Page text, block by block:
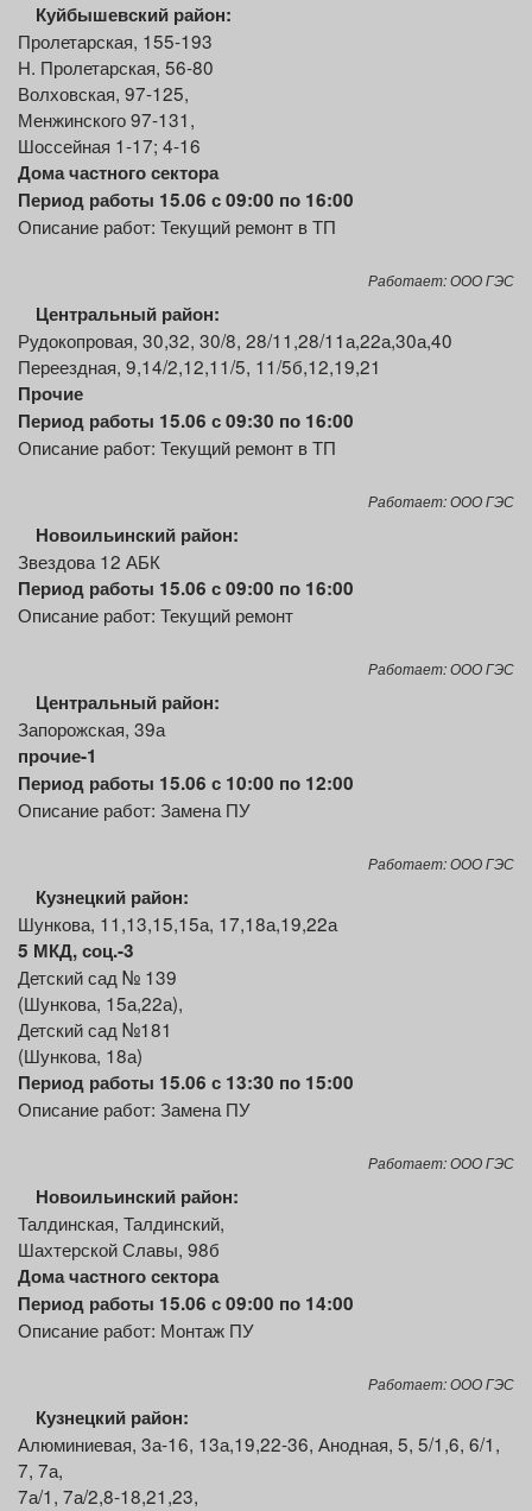
Куйбышевский район:
Пролетарская, 155-193
Н. Пролетарская, 56-80
Волховская, 97-125,
Менжинского 97-131,
Шоссейная 1-17; 4-16
Дома частного сектора
Период работы 15.06 с 09:00 по 16:00
Описание работ: Текущий ремонт в ТП
Работает: ООО ГЭС
Центральный район:
Рудокопровая, 30,32, 30/8, 28/11,28/11а,22а,30а,40
Переездная, 9,14/2,12,11/5, 11/5б,12,19,21
Прочие
Период работы 15.06 с 09:30 по 16:00
Описание работ: Текущий ремонт в ТП
Работает: ООО ГЭС
Новоильинский район:
Звездова 12 АБК
Период работы 15.06 с 09:00 по 16:00
Описание работ: Текущий ремонт
Работает: ООО ГЭС
Центральный район:
Запорожская, 39а
прочие-1
Период работы 15.06 с 10:00 по 12:00
Описание работ: Замена ПУ
Работает: ООО ГЭС
Кузнецкий район:
Шункова, 11,13,15,15а, 17,18а,19,22а
5 МКД, соц.-3
Детский сад № 139
(Шункова, 15а,22а),
Детский сад №181
(Шункова, 18а)
Период работы 15.06 с 13:30 по 15:00
Описание работ: Замена ПУ
Работает: ООО ГЭС
Новоильинский район:
Талдинская, Талдинский,
Шахтерской Славы, 98б
Дома частного сектора
Период работы 15.06 с 09:00 по 14:00
Описание работ: Монтаж ПУ
Работает: ООО ГЭС
Кузнецкий район:
Алюминиевая, 3а-16, 13а,19,22-36, Анодная, 5, 5/1,6, 6/1,
7, 7а,
7а/1, 7а/2,8-18,21,23,